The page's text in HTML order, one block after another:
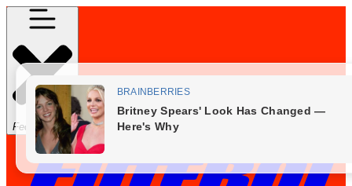
Fechar Menu